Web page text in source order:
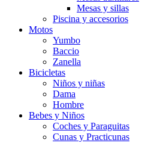
Mesas y sillas
Piscina y accesorios
Motos
Yumbo
Baccio
Zanella
Bicicletas
Niños y niñas
Dama
Hombre
Bebes y Niños
Coches y Paraguitas
Cunas y Practicunas